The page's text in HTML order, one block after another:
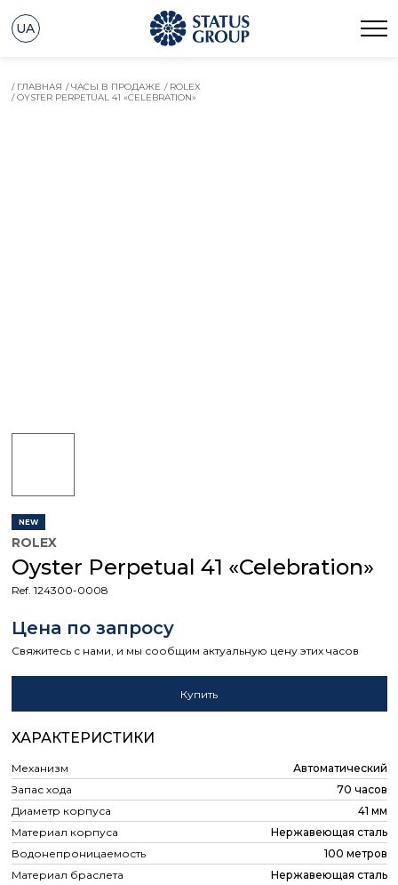
UA
/ ГЛАВНАЯ / ЧАСЫ В ПРОДАЖЕ / ROLEX
/ OYSTER PERPETUAL 41 «CELEBRATION»
NEW
ROLEX
Oyster Perpetual 41 «Celebration»
Ref. 124300-0008
Цена по запросу
Свяжитесь с нами, и мы сообщим актуальную цену этих часов
Купить
ХАРАКТЕРИСТИКИ
Механизм
Автоматический
Запас хода
70 часов
Диаметр корпуса
41 мм
Материал корпуса
Нержавеющая сталь
Водонепроницаемость
100 метров
Материал браслета
Нержавеющая сталь